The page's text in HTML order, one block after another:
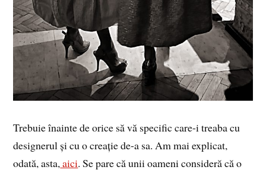
Trebuie înainte de orice să vă specific care-i treaba cu
designerul și cu o creație de-a sa. Am mai explicat,
odată, asta,aici. Se pare că unii oameni consideră că o